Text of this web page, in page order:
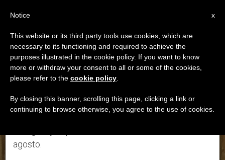
ETIQUETA
Posts Tagged ‘judíos
Y Cristianos’
ÚLTIMAS NOTICIAS
×
Aviso importante
Del 27 de julio al 7 de agosto haremos la pausa
anual, aprovechando que en el periodo de verano
se generan menos informaciones y también el
agosto.
x
Notice
This website or its third party tools use cookies, which are
necessary to its functioning and required to achieve the
purposes illustrated in the cookie policy. If you want to know
more or withdraw your consent to all or some of the cookies,
please refer to the cookie policy
By closing this banner, scrolling this page, clicking a link or
continuing to browse otherwise, you agree to the use of cookies.